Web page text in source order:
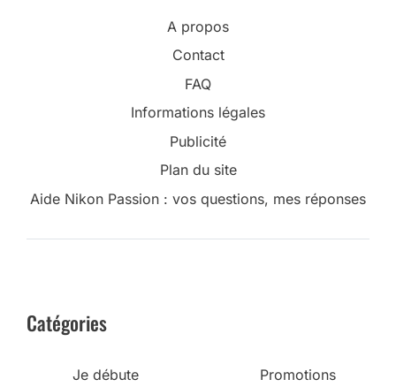
A propos
Contact
FAQ
Informations légales
Publicité
Plan du site
Aide Nikon Passion : vos questions, mes réponses
Catégories
Je débute
Promotions